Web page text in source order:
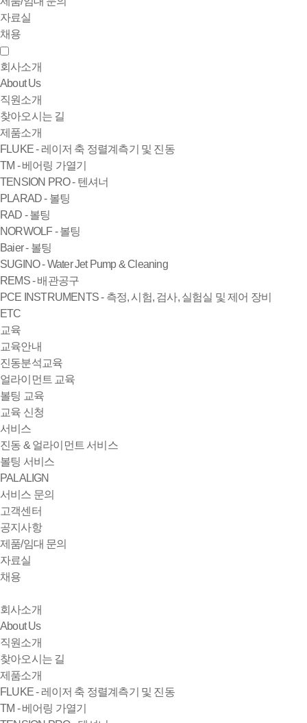
자료실
채용
회사소개
About Us
직원소개
찾아오시는 길
제품소개
FLUKE - 레이저 축 정렬계측기 및 진동
TM - 베어링 가열기
TENSION PRO - 텐셔너
PLARAD - 볼팅
RAD - 볼팅
NORWOLF - 볼팅
Baier - 볼팅
SUGINO - Water Jet Pump & Cleaning
REMS - 배관공구
PCE INSTRUMENTS - 측정, 시험, 검사, 실험실 및 제어 장비
ETC
교육
교육안내
진동분석교육
얼라이먼트 교육
볼팅 교육
교육 신청
서비스
진동 & 얼라이먼트 서비스
볼팅 서비스
PALALIGN
서비스 문의
고객센터
공지사항
제품/임대 문의
자료실
채용
회사소개
About Us
직원소개
찾아오시는 길
제품소개
FLUKE - 레이저 축 정렬계측기 및 진동
TM - 베어링 가열기